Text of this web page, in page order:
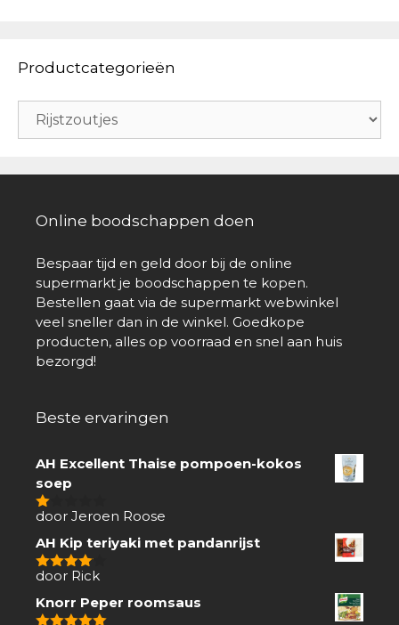
Productcategorieën
Online boodschappen doen
Bespaar tijd en geld door bij de online
supermarkt je boodschappen te kopen.
Bestellen gaat via de supermarkt webwinkel
veel sneller dan in de winkel. Goedkope
producten, alles op voorraad en snel aan huis
bezorgd!
Beste ervaringen
AH Excellent Thaise pompoen-kokos
soep
1
5
door Jeroen Roose
AH Kip teriyaki met pandanrijst
4van 5
door Rick
Knorr Peper roomsaus